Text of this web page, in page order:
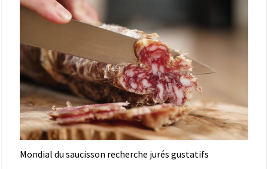
Mondial du saucisson recherche jurés gustatifs